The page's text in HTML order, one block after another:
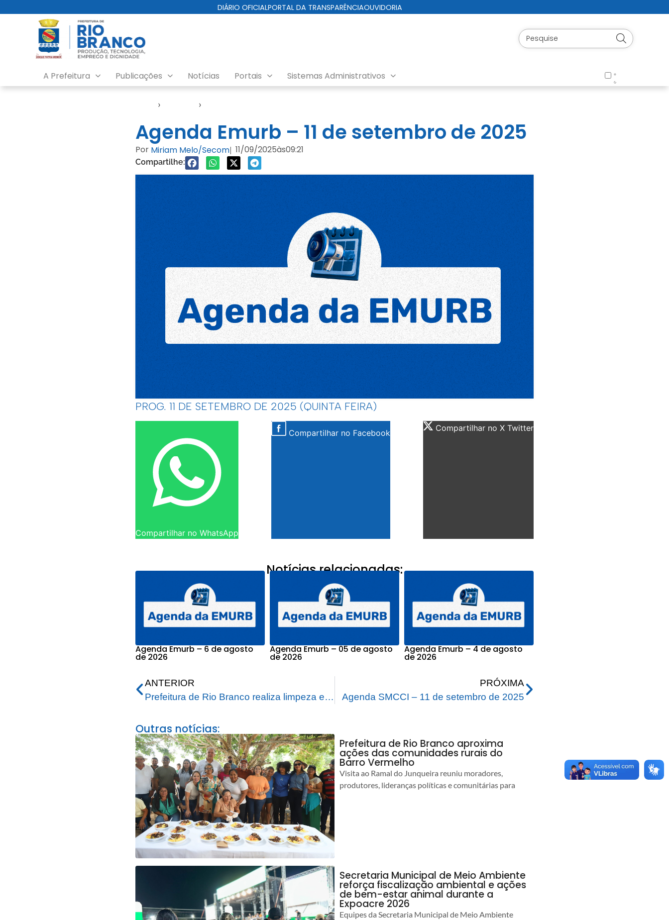
DIÁRIO OFICIALPORTAL DA TRANSPARÊNCIAOUVIDORIA
A Prefeitura Publicações Notícias Portais Sistemas Administrativos
› ›
Agenda Emurb – 11 de setembro de 2025
Por Miriam Melo/Secom| 11/09/2025às09:21
Compartilhe:
PROG. 11 DE SETEMBRO DE 2025 (QUINTA FEIRA)
Compartilhar no WhatsApp
Compartilhar no Facebook Compartilhar no X Twitter
Notícias relacionadas:
Agenda Emurb – 6 de agosto
de 2026
Agenda Emurb – 05 de agosto
de 2026
Agenda Emurb – 4 de agosto
de 2026
ANTERIOR
Prefeitura de Rio Branco realiza limpeza e desobstrução no igarapé da Sobral
PRÓXIMA
Agenda SMCCI – 11 de setembro de 2025
Outras notícias:
Prefeitura de Rio Branco aproxima
ações das comunidades rurais do
Barro Vermelho
Visita ao Ramal do Junqueira reuniu moradores,
produtores, lideranças políticas e comunitárias para
Secretaria Municipal de Meio Ambiente
reforça fiscalização ambiental e ações
de bem-estar animal durante a
Expoacre 2026
Equipes da Secretaria Municipal de Meio Ambiente